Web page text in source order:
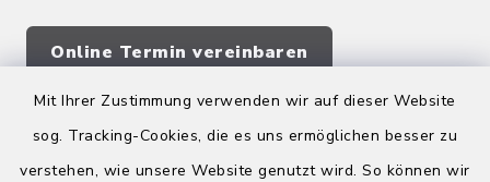
Mit Ihrer Zustimmung verwenden wir auf dieser Website
sog. Tracking-Cookies, die es uns ermöglichen besser zu
verstehen, wie unsere Website genutzt wird. So können wir
Online Termin vereinbaren
Quicklinks